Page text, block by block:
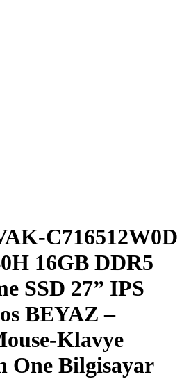
C716512W0D
16GB DDR5
SSD 27” IPS
BEYAZ –
Klavye
One Bilgisayar